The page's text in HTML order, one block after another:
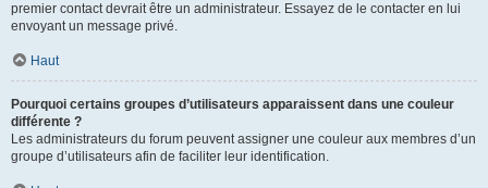
premier contact devrait être un administrateur. Essayez de le contacter en lui
envoyant un message privé.
Haut
Pourquoi certains groupes d’utilisateurs apparaissent dans une couleur
différente ?
Les administrateurs du forum peuvent assigner une couleur aux membres d’un
groupe d’utilisateurs afin de faciliter leur identification.